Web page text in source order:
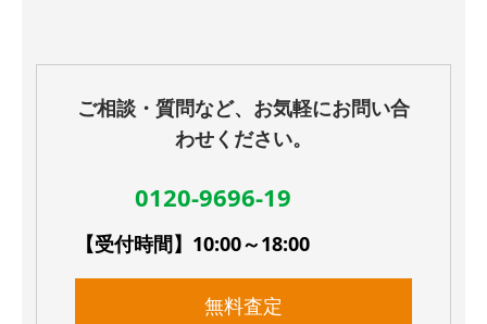
ご相談・質問など、お気軽にお問い合
わせください。
0120-9696-19
【受付時間】10:00～18:00
無料査定